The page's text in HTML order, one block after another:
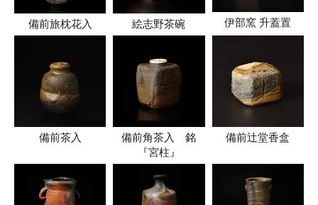
備前旅枕花入 絵志野茶碗 伊部窯 升蓋置
備前茶入
備前角茶入 銘
『宮柱』
備前辻堂香盒